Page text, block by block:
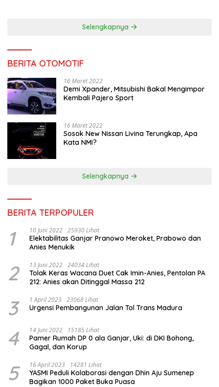
Selengkapnya
BERITA OTOMOTIF
16 Maret 2022
Demi Xpander, Mitsubishi Bakal Mengimpor
Kembali Pajero Sport
16 Maret 2022
Sosok New Nissan Livina Terungkap, Apa
Kata NMI?
Selengkapnya
BERITA TERPOPULER
1 10 Juni 2022 25930 Lihat
Elektabilitas Ganjar Pranowo Meroket, Prabowo dan
Anies Menukik
2 13 Juni 2022 24034 Lihat
Tolak Keras Wacana Duet Cak Imin-Anies, Pentolan PA
212: Anies akan Ditinggal Massa 212
3 1 April 2023 23068 Lihat
Urgensi Pembangunan Jalan Tol Trans Madura
4 14 Juni 2022 15185 Lihat
Pamer Rumah DP 0 ala Ganjar, Uki: di DKI Bohong,
Gagal, dan Korup
5 16 April 2023 14281 Lihat
YASMI Peduli Kolaborasi dengan Dhin Aju Sumenep
Bagikan 1000 Paket Buka Puasa